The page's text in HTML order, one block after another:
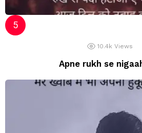
10.4k Views
Apne rukh se